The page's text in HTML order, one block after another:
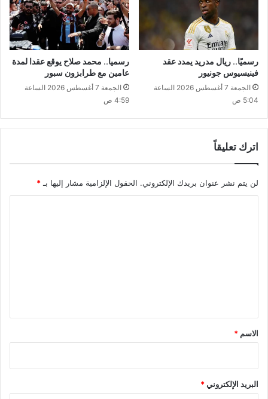
رسميًا.. ريال مدريد يمدد عقد
فينيسيوس جونيور
الجمعة 7 أغسطس 2026 الساعة
5:04 ص
رسميا.. محمد صلاح يوقع عقدا لمدة
عامين مع طرابزون سبور
الجمعة 7 أغسطس 2026 الساعة
4:59 ص
اترك تعليقاً
لن يتم نشر عنوان بريدك الإلكتروني. الحقول الإلزامية مشار إليها بـ *
*
الاسم *
البريد الإلكتروني*